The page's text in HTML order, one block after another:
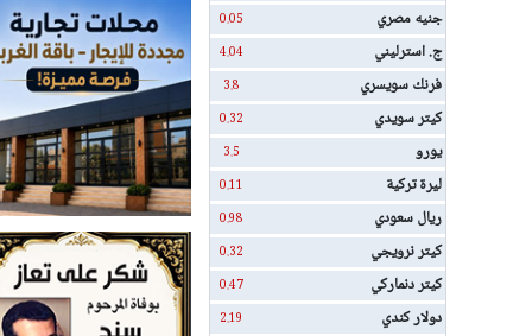
جنيه مصري 0.05
ج. استرليني 4.04
فرنك سويسري 3.8
كيتر سويدي 0.32
يورو 3.5
ليرة تركية 0.11
ريال سعودي 0.98
كيتر نرويجي 0.32
كيتر دنماركي 0.47
دولار كندي 2.19